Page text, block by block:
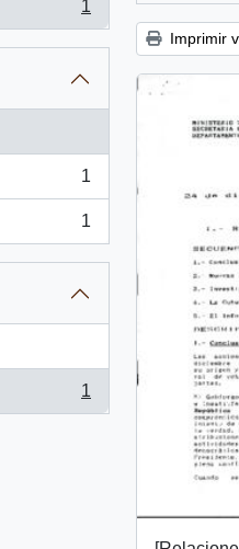
1
1
1
1
Imprimir